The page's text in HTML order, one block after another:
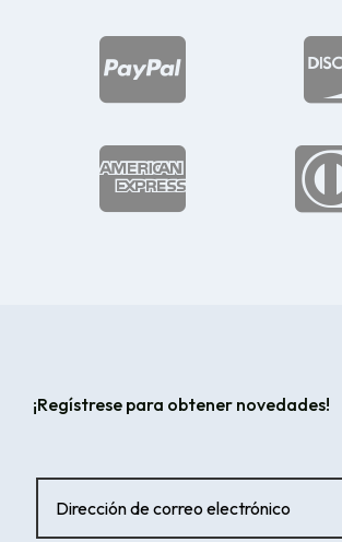


¡Regístrese para obtener novedades!